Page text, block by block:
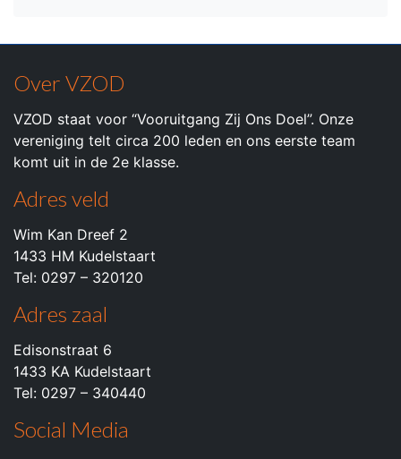
Over VZOD
VZOD staat voor “Vooruitgang Zij Ons Doel”. Onze
vereniging telt circa 200 leden en ons eerste team
komt uit in de 2e klasse.
Adres veld
Wim Kan Dreef 2
1433 HM Kudelstaart
Tel: 0297 – 320120
Adres zaal
Edisonstraat 6
1433 KA Kudelstaart
Tel: 0297 – 340440
Social Media